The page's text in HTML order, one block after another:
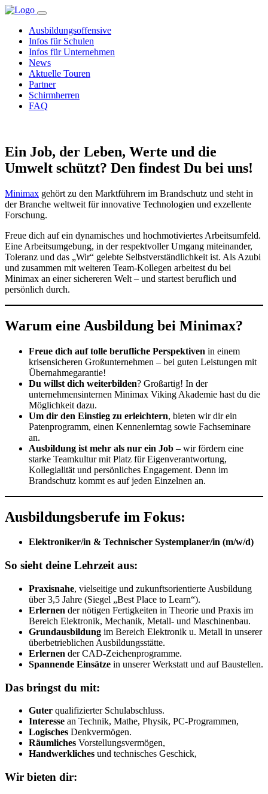
Ausbildungsoffensive
Infos für Schulen
Infos für Unternehmen
News
Aktuelle Touren
Partner
Schirmherren
FAQ
Ein Job, der Leben, Werte und die
Umwelt schützt? Den findest Du bei uns!
Minimax gehört zu den Marktführern im Brandschutz und steht in
der Branche weltweit für innovative Technologien und exzellente
Forschung.
Freue dich auf ein dynamisches und hochmotiviertes Arbeitsumfeld.
Eine Arbeitsumgebung, in der respektvoller Umgang miteinander,
Toleranz und das „Wir“ gelebte Selbstverständlichkeit ist. Als Azubi
und zusammen mit weiteren Team-Kollegen arbeitest du bei
Minimax an einer sichereren Welt – und startest beruflich und
persönlich durch.
Warum eine Ausbildung bei Minimax?
Freue dich auf tolle berufliche Perspektiven in einem
krisensicheren Großunternehmen – bei guten Leistungen mit
Übernahmegarantie!
Du willst dich weiterbilden? Großartig! In der
unternehmensinternen Minimax Viking Akademie hast du die
Möglichkeit dazu.
Um dir den Einstieg zu erleichtern, bieten wir dir ein
Patenprogramm, einen Kennenlerntag sowie Fachseminare
an.
Ausbildung ist mehr als nur ein Job – wir fördern eine
starke Teamkultur mit Platz für Eigenverantwortung,
Kollegialität und persönliches Engagement. Denn im
Brandschutz kommt es auf jeden Einzelnen an.
Ausbildungsberufe im Fokus:
Elektroniker/in & Technischer Systemplaner/in (m/w/d)
So sieht deine Lehrzeit aus:
Praxisnahe, vielseitige und zukunftsorientierte Ausbildung
über 3,5 Jahre (Siegel „Best Place to Learn“).
Erlernen der nötigen Fertigkeiten in Theorie und Praxis im
Bereich Elektronik, Mechanik, Metall- und Maschinenbau.
Grundausbildung im Bereich Elektronik u. Metall in unserer
überbetrieblichen Ausbildungsstätte.
Erlernen der CAD-Zeichenprogramme.
Spannende Einsätze in unserer Werkstatt und auf Baustellen.
Das bringst du mit:
Guter qualifizierter Schulabschluss.
Interesse an Technik, Mathe, Physik, PC-Programmen,
Logisches Denkvermögen.
Räumliches Vorstellungsvermögen,
Handwerkliches und technisches Geschick,
Wir bieten dir: